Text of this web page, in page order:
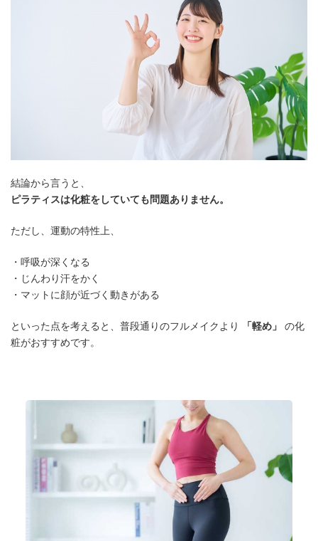
結論から言うと、
ピラティスは化粧をしていても問題ありません。
ただし、運動の特性上、
・呼吸が深くなる
・じんわり汗をかく
・マットに顔が近づく動きがある
といった点を考えると、普段通りのフルメイクより 「軽め」
の化
粧がおすすめです。